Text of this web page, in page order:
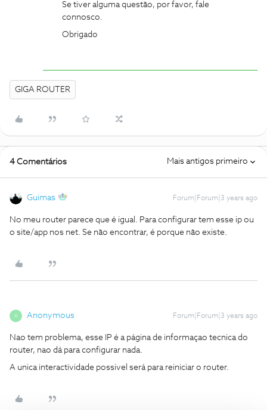
Se tiver alguma questão, por favor, fale
connosco.
Obrigado
GIGA ROUTER
4 Comentários Mais antigos primeiro
Guimas Forum|Forum|3 years ago
No meu router parece que é igual. Para configurar tem esse ip ou
o site/app nos net. Se não encontrar, é porque não existe.
A Anonymous Forum|Forum|3 years ago
Nao tem problema, esse IP é a página de informaçao tecnica do
router, nao dá para configurar nada.
A unica interactividade possivel será para reiniciar o router.